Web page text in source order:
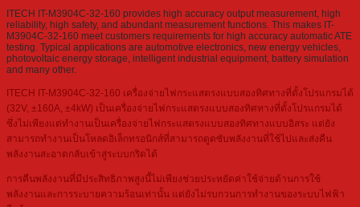
ITECH IT-M3904C-32-160 provides high accuracy output measurement, high
reliability, high safety, and abundant measurement functions. This makes IT-
M3904C-32-160 meet customers requirements for high accuracy automatic ATE
testing. Typical applications are automotive electronics, new energy vehicles,
photovoltaic energy storage, intelligent industrial equipment, battery simulation
and many other.
ITECH IT-M3904C-32-160 เครื่องจ่ายไฟกระแสตรงแบบสองทิศทางที่ตั้งโปรแกรมได้
(32V, ±160A, ±4kW) เป็นเครื่องจ่ายไฟกระแสตรงแบบสองทิศทางที่ตั้งโปรแกรมได้
ซึ่งไม่เพียงแต่ทำงานเป็นเครื่องจ่ายไฟกระแสตรงแบบสองทิศทางแบบอิสระ แต่ยัง
สามารถทำงานเป็นโหลดอิเล็กทรอนิกส์ที่สามารถดูดซับพลังงานที่ใช้ไปและส่งคืน
พลังงานสะอาดกลับเข้าสู่ระบบกริดได้
การคืนพลังงานที่มีประสิทธิภาพสูงนี้ไม่เพียงช่วยประหยัดค่าใช้จ่ายด้านการใช้
พลังงานและการระบายความร้อนเท่านั้น แต่ยังไม่รบกวนการทำงานของระบบไฟฟ้า